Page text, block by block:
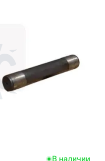
В наличии